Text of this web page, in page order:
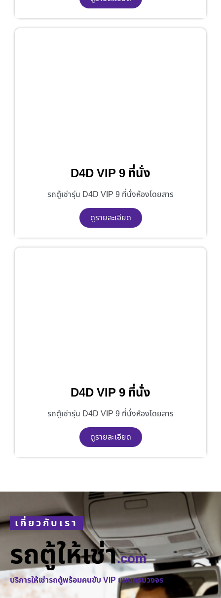
D4D VIP 9 ที่นั่ง
รถตู้เช่ารุ่น D4D VIP 9 ที่นั่งห้องโดยสาร
ดูรายละเอียด
D4D VIP 9 ที่นั่ง
รถตู้เช่ารุ่น D4D VIP 9 ที่นั่งห้องโดยสาร
ดูรายละเอียด
เกี่ยวกับเรา
รถตู้ให้เช่า.com
บริการให้เช่ารถตู้พร้อมคนขับ VIP แบบครบวงจร